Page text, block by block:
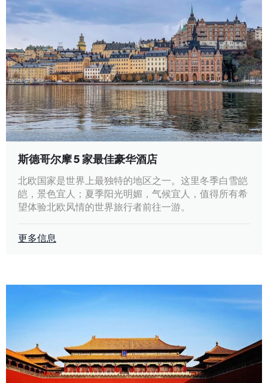
斯德哥尔摩 5 家最佳豪华酒店
北欧国家是世界上最独特的地区之一。这里冬季白雪皑
皑，景色宜人；夏季阳光明媚，气候宜人，值得所有希
望体验北欧风情的世界旅行者前往一游。
更多信息